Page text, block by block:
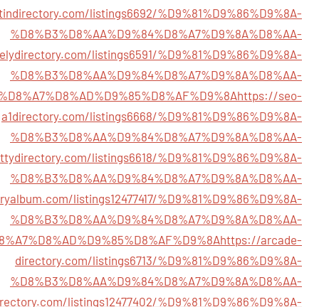
listings6692/%D9%81%D9%86%D9%8A-
%D8%B3%D8%AA%D9%84%D8%A7%D9%8A%D8%AA-
listings6591/%D9%81%D9%86%D9%8A-
%D8%B3%D8%AA%D9%84%D8%A7%D9%8A%D8%AA-
https://seo-
a1directory.com/listings6668/%D9%81%D9%86%D9%8A-
%D8%B3%D8%AA%D9%84%D8%A7%D9%8A%D8%AA-
listings6618/%D9%81%D9%86%D9%8A-
%D8%B3%D8%AA%D9%84%D8%A7%D9%8A%D8%AA-
listings12477417/%D9%81%D9%86%D9%8A-
%D8%B3%D8%AA%D9%84%D8%A7%D9%8A%D8%AA-
https://arcade-
directory.com/listings6713/%D9%81%D9%86%D9%8A-
%D8%B3%D8%AA%D9%84%D8%A7%D9%8A%D8%AA-
listings12477402/%D9%81%D9%86%D9%8A-